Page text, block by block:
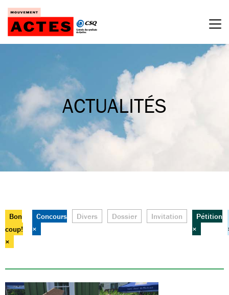
Passer
contenu
ACTUALITÉS
Bon
coup!
×
Concours
×
Divers Dossier Invitation
Pétition
×